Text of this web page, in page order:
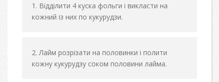
Відділити 4 куска фольги і викласти на
кожний із них по кукурудзи.
Лайм розрізати на половинки і полити
кожну кукурудзу соком половини лайма.